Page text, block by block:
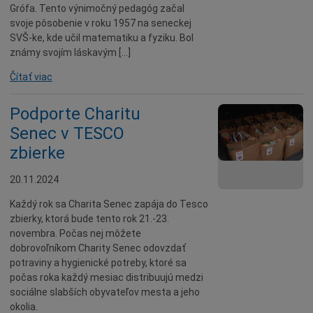
Grófa. Tento výnimočný pedagóg začal
svoje pôsobenie v roku 1957 na seneckej
SVŠ-ke, kde učil matematiku a fyziku. Bol
známy svojím láskavým […]
Čítať viac
Podporte Charitu
Senec v TESCO
zbierke
20.11.2024
Každý rok sa Charita Senec zapája do Tesco
zbierky, ktorá bude tento rok 21.-23.
novembra. Počas nej môžete
dobrovoľníkom Charity Senec odovzdať
potraviny a hygienické potreby, ktoré sa
počas roka každý mesiac distribuujú medzi
sociálne slabších obyvateľov mesta a jeho
okolia.